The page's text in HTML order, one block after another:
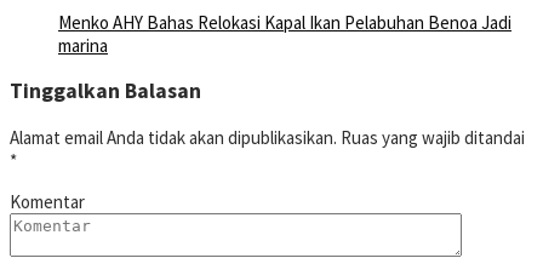
Menko AHY Bahas Relokasi Kapal Ikan Pelabuhan Benoa Jadi
marina
Tinggalkan Balasan
Alamat email Anda tidak akan dipublikasikan. Ruas yang wajib ditandai
*
Komentar